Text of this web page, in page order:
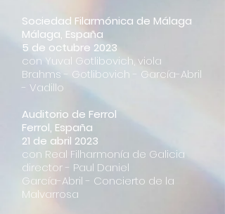
Sociedad Filarmónica de Málaga
Málaga, España
5 de octubre 2023
con Yuval Gotlibovich, viola
Brahms - Gotlibovich - García-Abril
- Vadillo
Auditorio de Ferrol
Ferrol, España
21 de abril 2023
con Real Filharmonía de Galicia
director - Paul Daniel
García-Abril - Concierto de la
Malvarrosa